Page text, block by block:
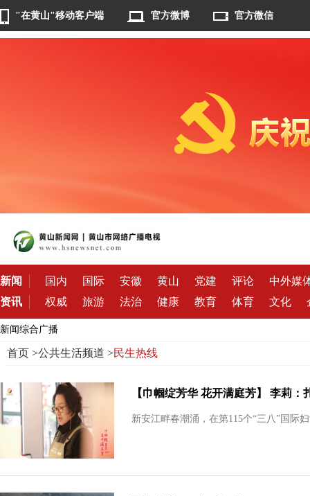
"在黄山"移动客户端 官方微博 官方微信
新闻 国内 国际 安徽 黄山 党建 评论
中外媒
资讯
权威 旅游 法治 健康 教育 体育 文化
新闻综合广播
首页>公共生活频道 >民生热线
【巾帼绽芳华 花开满庭芳】 李莉
新安江畔春潮涌，在第115个“三八”国际